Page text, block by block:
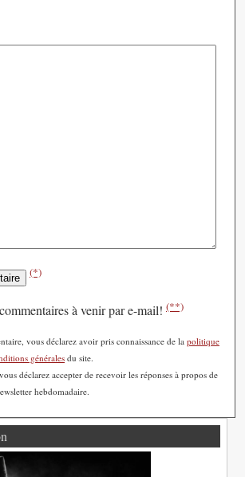
(*)
à venir par e-mail! (**)
vous déclarez avoir pris connaissance de la politique
généralesdu site.
déclarez accepter de recevoir les réponses à propos de
hebdomadaire.